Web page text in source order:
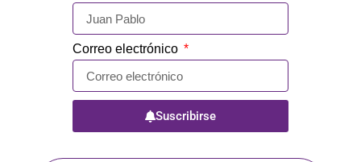
Correo electrónico
Suscribirse